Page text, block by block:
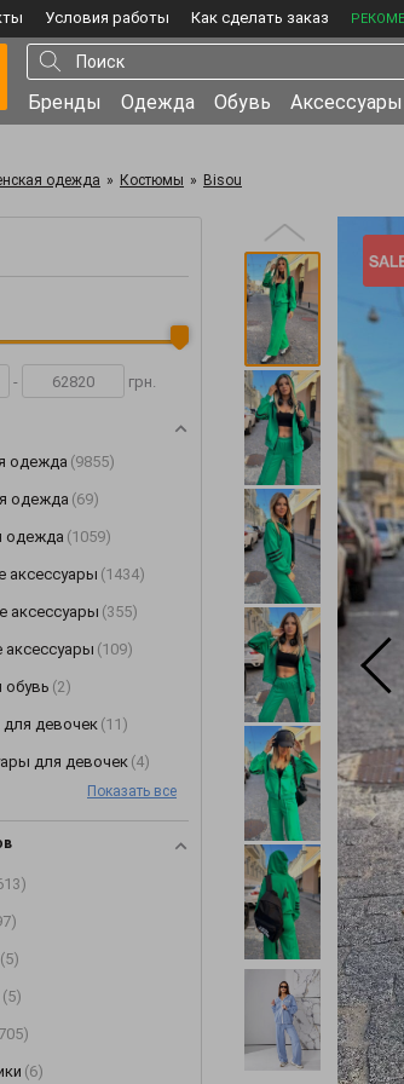
Условия работы Как сделать заказ
Бренды Одежда Обувь Аксессуары
одежда » Костюмы » Bisou
- грн.
одежда (9855)
одежда (69)
одежда (1059)
аксессуары (1434)
аксессуары (355)
аксессуары (109)
обувь (2)
девочек (11)
для девочек (4)
Показать все
(5)
(5)
(6)